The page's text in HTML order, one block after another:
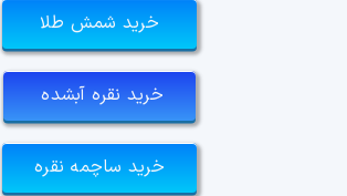
تابلوخوانی ارزهای دیجیتال
خرید شمش طلا
خرید نقره آبشده
خرید ساچمه نقره